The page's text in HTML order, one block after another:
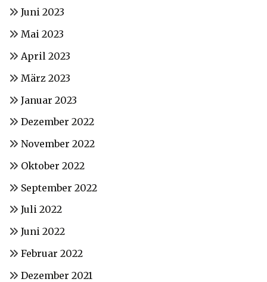
Juni 2023
Mai 2023
April 2023
März 2023
Januar 2023
Dezember 2022
November 2022
Oktober 2022
September 2022
Juli 2022
Juni 2022
Februar 2022
Dezember 2021